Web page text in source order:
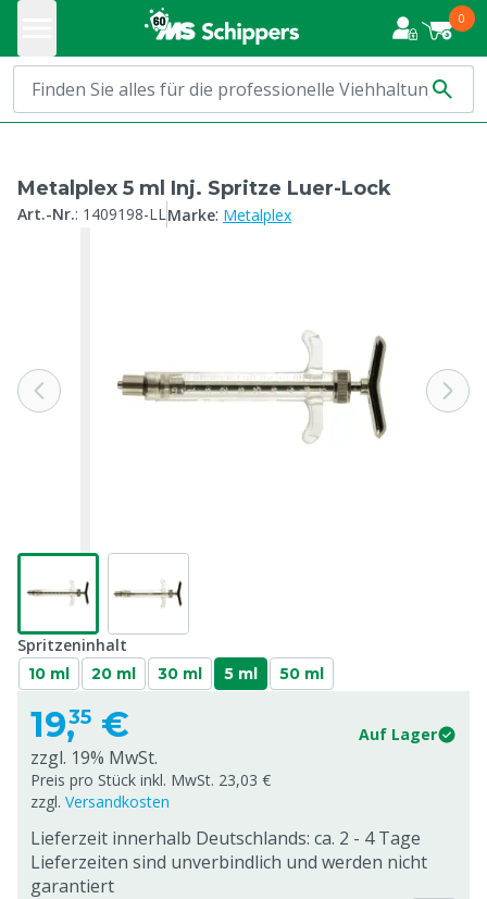
0
Metalplex 5 ml Inj. Spritze Luer-Lock
Art.-Nr.: 1409198-LLMarke: Metalplex
Spritzeninhalt
10 ml 20 ml 30 ml 5 ml 50 ml
19,35 € Auf Lager
zzgl. 19% MwSt.
Preis pro Stück inkl. MwSt. 23,03 €
zzgl. Versandkosten
Lieferzeit innerhalb Deutschlands: ca. 2 - 4 Tage
Lieferzeiten sind unverbindlich und werden nicht
garantiert